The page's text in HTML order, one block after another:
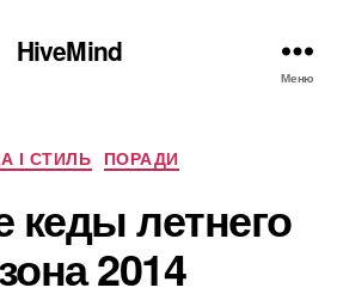
HiveMind
Меню
Категорії
І СТИЛЬ ПОРАДИ
летнего
2014